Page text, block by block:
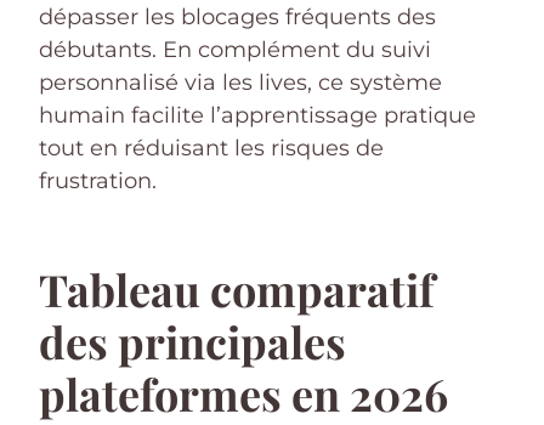
dépasser les blocages fréquents des
débutants. En complément du suivi
personnalisé via les lives, ce système
humain facilite l’apprentissage pratique
tout en réduisant les risques de
frustration.
Tableau comparatif
des principales
plateformes en 2026